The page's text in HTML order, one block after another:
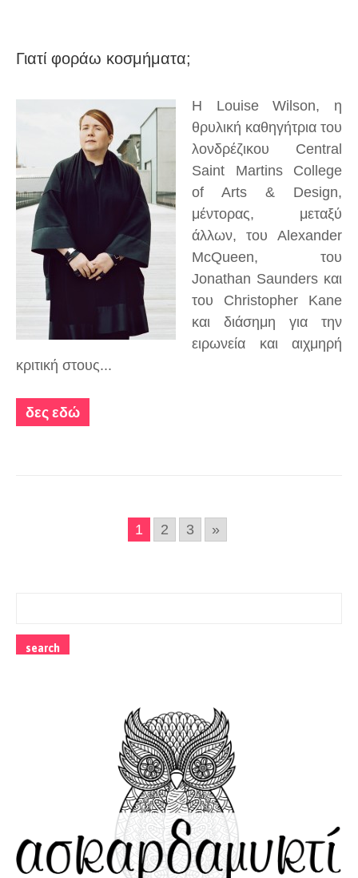
Γιατί φοράω κοσμήματα;
Η Louise Wilson, η
θρυλική καθηγήτρια του
λονδρέζικου Central
Saint Martins College
of Arts & Design,
μέντορας, μεταξύ
άλλων, του Alexander
McQueen, του
Jonathan Saunders και
του Christopher Kane
και διάσημη για την
ειρωνεία και αιχμηρή
κριτική στους...
δες εδώ
1 2 3 »